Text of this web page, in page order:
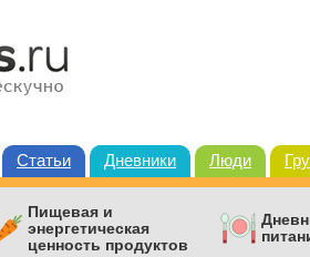
Статьи Дневники Люди
Пищевая и
энергетическая
ценность продуктов